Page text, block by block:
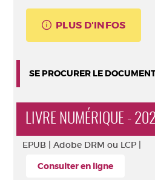
PLUS D'INFOS
SE PROCURER LE
LIVRE NUMÉRIQUE -
EPUB | Adobe DRM ou LCP |
Consulter en ligne